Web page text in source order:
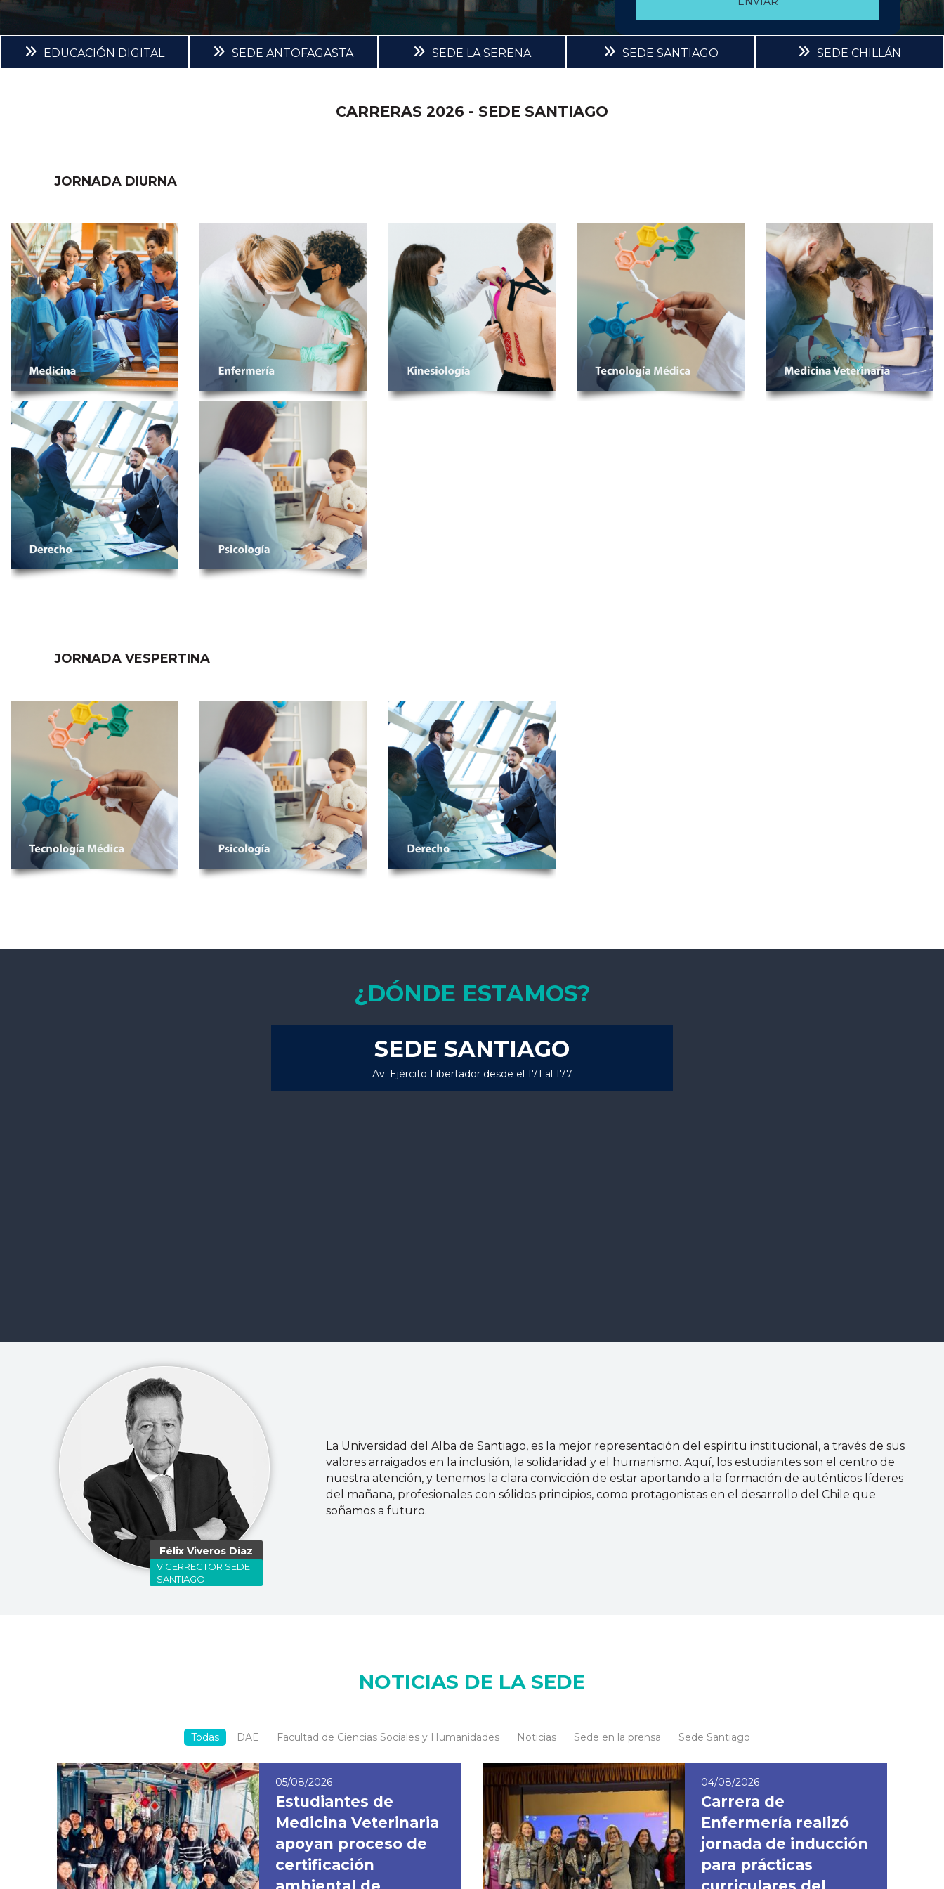
EDUCACIÓN DIGITAL SEDE ANTOFAGASTA SEDE LA SERENA SEDE SANTIAGO SEDE CHILLÁN
CARRERAS 2026 - SEDE SANTIAGO
JORNADA DIURNA
JORNADA VESPERTINA
¿DÓNDE ESTAMOS?
SEDE SANTIAGO
Av. Ejército Libertador desde el 171 al 177
Félix Viveros Díaz
VICERRECTOR SEDE
SANTIAGO
La Universidad del Alba de Santiago, es la mejor representación del espíritu institucional, a través de sus
valores arraigados en la inclusión, la solidaridad y el humanismo. Aquí, los estudiantes son el centro de
nuestra atención, y tenemos la clara convicción de estar aportando a la formación de auténticos líderes
del mañana, profesionales con sólidos principios, como protagonistas en el desarrollo del Chile que
soñamos a futuro.
NOTICIAS DE LA SEDE
Todas DAE Facultad de Ciencias Sociales y Humanidades Noticias Sede en la prensa Sede Santiago
05/08/2026
Estudiantes de
Medicina Veterinaria
apoyan proceso de
certificación
04/08/2026
Carrera de
Enfermería realizó
jornada de inducción
para prácticas